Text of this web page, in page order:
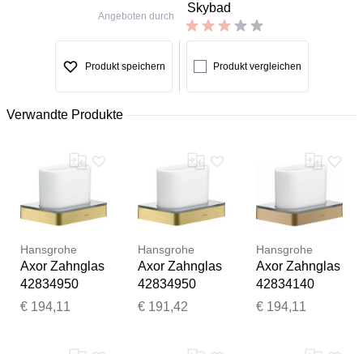
Angeboten durch
Skybad
Produkt speichern Produkt vergleichen
Verwandte Produkte
Hansgrohe
Axor Zahnglas
42834950
Glas,
€ 194,11
Hansgrohe
Axor Zahnglas
42834950
Glas,
€ 191,42
Hansgrohe
Axor Zahnglas
42834140
Glas,
€ 194,11